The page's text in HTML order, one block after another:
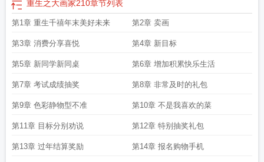
重生之大画家210章节列表
第1章 重生千禧年末美好未来 第2章 卖画
第3章 消费分享喜悦 第4章 新目标
第5章 新同学新同桌 第6章 增加积累快乐生活
第7章 考试成绩抽奖 第8章 非常及时的礼包
第9章 色彩静物型不准 第10章 不是我喜欢的菜
第11章 目标分别劝说 第12章 特别抽奖礼包
第13章 过年结算奖励 第14章 报名购物手机